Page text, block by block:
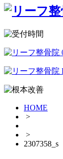
HOME
>
>
2307358_s